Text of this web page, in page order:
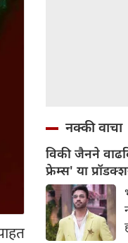
नक्की वाचा
विकी जैनने
फ्रेम्स' या